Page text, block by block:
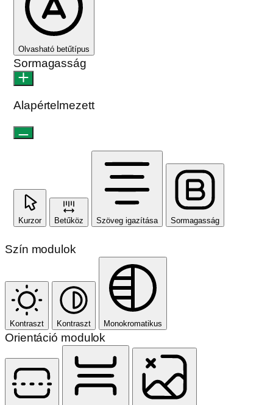
Olvasható betűtípus
Sormagasság
Alapértelmezett
Kurzor Betűköz Szöveg igazítása Sormagasság
Szín modulok
Kontraszt Kontraszt Monokromatikus
Orientáció modulok